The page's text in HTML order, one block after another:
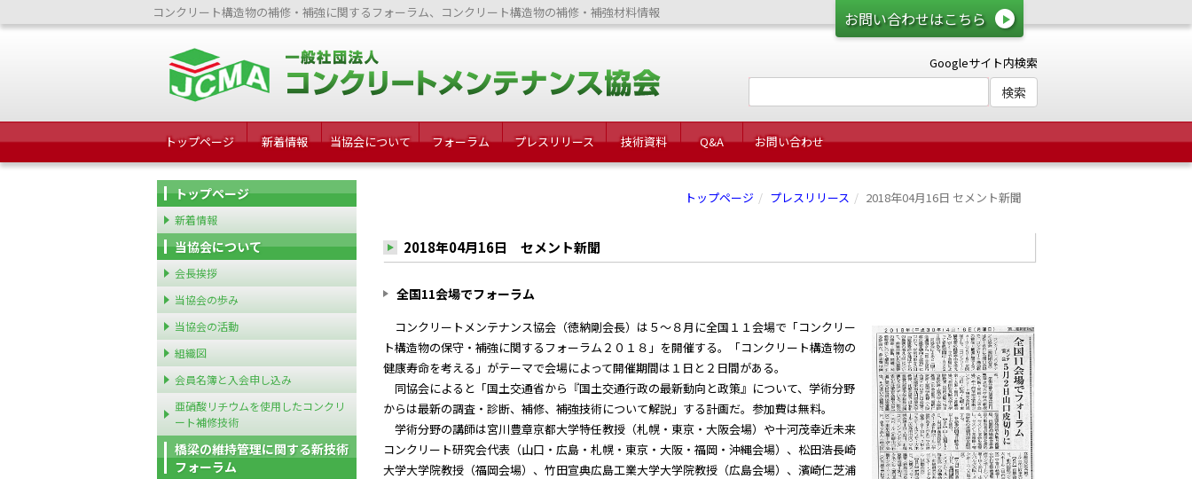
お問い合わせはこちら
コンクリート構造物の補修・補強に関するフォーラム、コンクリート構造物の補修・補強材料情報
Googleサイト内検索
トップページ 新着情報 当協会について フォーラム プレスリリース 技術資料 Q&A お問い合わせ
トップページ プレスリリース 2018年04月16日 セメント新聞
2018年04月16日 セメント新聞
全国11会場でフォーラム
コンクリートメンテナンス協会（徳納剛会長）は５～８月に全国１１会場で「コンクリー
ト構造物の保守・補強に関するフォーラム２０１８」を開催する。「コンクリート構造物の
健康寿命を考える」がテーマで会場によって開催期間は１日と２日間がある。
同協会によると「国土交通省から『国土交通行政の最新動向と政策』について、学術分野
からは最新の調査・診断、補修、補強技術について解説」する計画だ。参加費は無料。
学術分野の講師は宮川豊章京都大学特任教授（札幌・東京・大阪会場）や十河茂幸近未来
コンクリート研究会代表（山口・広島・札幌・東京・大阪・福岡・沖縄会場）、松田浩長崎
大学大学院教授（福岡会場）、竹田宣典広島工業大学大学院教授（広島会場）、濱崎仁芝浦
トップページ
新着情報
当協会について
会長挨拶
当協会の歩み
当協会の活動
組織図
会員名簿と入会申し込み
亜硝酸リチウムを使用したコンクリ
ート補修技術
橋梁の維持管理に関する新技術
フォーラム